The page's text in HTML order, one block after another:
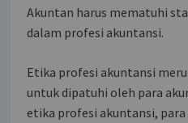
Akuntan harus mematuhi
dalam profesi akuntansi.
Etika profesi akuntansi
untuk dipatuhi oleh para
etika profesi akuntansi,